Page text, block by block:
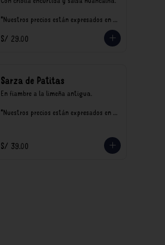
*Nuestros precios están expresados en
recargo al consumo.
S/ 29.00
Sarza de Patitas
En fiambre a la limeña antigua.
*Nuestros precios están expresados en
S/ 39.00